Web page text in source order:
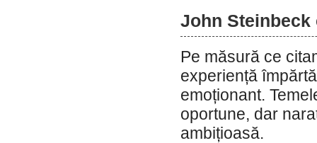
John
Pe măsură ce
experiență
emoționant.
oportune, dar
ambițioasă.